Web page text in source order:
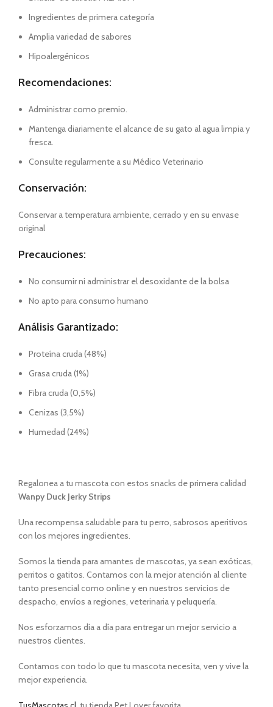
Ingredientes de primera categoría
Amplia variedad de sabores
Hipoalergénicos
Recomendaciones:
Administrar como premio.
Mantenga diariamente el alcance de su gato al agua limpia y
fresca.
Consulte regularmente a su Médico Veterinario
Conservación:
Conservar a temperatura ambiente, cerrado y en su envase
original
Precauciones:
No consumir ni administrar el desoxidante de la bolsa
No apto para consumo humano
Análisis Garantizado:
Proteína cruda (48%)
Grasa cruda (1%)
Fibra cruda (0,5%)
Cenizas (3,5%)
Humedad (24%)
Regalonea a tu mascota con estos snacks de primera calidad
Wanpy Duck Jerky Strips
Una recompensa saludable para tu perro, sabrosos aperitivos
con los mejores ingredientes.
Somos la tienda para amantes de mascotas, ya sean exóticas,
perritos o gatitos. Contamos con la mejor atención al cliente
tanto presencial como online y en nuestros servicios de
despacho, envíos a regiones, veterinaria y peluquería.
Nos esforzamos día a día para entregar un mejor servicio a
nuestros clientes.
Contamos con todo lo que tu mascota necesita, ven y vive la
mejor experiencia.